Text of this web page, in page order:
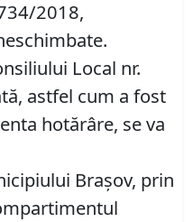
2018,
Local nr.
astfel cum a fost
hotărâre, se va
Braşov, prin